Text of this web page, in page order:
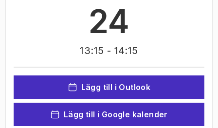
24
13:15 - 14:15
Lägg till i Outlook
Lägg till i Google kalender